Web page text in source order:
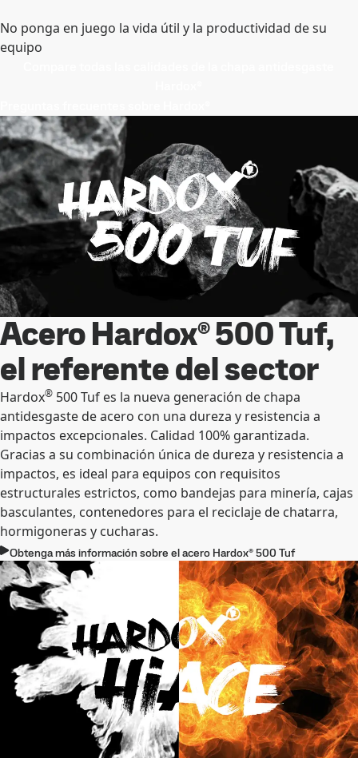
No ponga en juego la vida útil y la productividad de su
equipo
Acero Hardox® 500 Tuf,
el referente del sector
Hardox® 500 Tuf es la nueva generación de chapa
antidesgaste de acero con una dureza y resistencia a
impactos excepcionales. Calidad 100% garantizada.
Gracias a su combinación única de dureza y resistencia a
impactos, es ideal para equipos con requisitos
estructurales estrictos, como bandejas para minería, cajas
basculantes, contenedores para el reciclaje de chatarra,
hormigoneras y cucharas.
Obtenga más información sobre el acero Hardox® 500 Tuf